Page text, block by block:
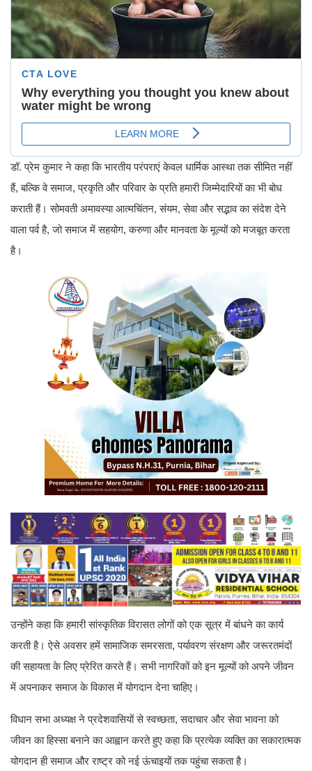
डॉ. प्रेम कुमार ने कहा कि भारतीय परंपराएं केवल धार्मिक आस्था तक सीमित नहीं
हैं, बल्कि वे समाज, प्रकृति और परिवार के प्रति हमारी जिम्मेदारियों का भी बोध
कराती हैं। सोमवती अमावस्या आत्मचिंतन, संयम, सेवा और सद्भाव का संदेश देने
वाला पर्व है, जो समाज में सहयोग, करुणा और मानवता के मूल्यों को मजबूत करता
है।
उन्होंने कहा कि हमारी सांस्कृतिक विरासत लोगों को एक सूत्र में बांधने का कार्य
करती है। ऐसे अवसर हमें सामाजिक समरसता, पर्यावरण संरक्षण और जरूरतमंदों
की सहायता के लिए प्रेरित करते हैं। सभी नागरिकों को इन मूल्यों को अपने जीवन
में अपनाकर समाज के विकास में योगदान देना चाहिए।
विधान सभा अध्यक्ष ने प्रदेशवासियों से स्वच्छता, सदाचार और सेवा भावना को
जीवन का हिस्सा बनाने का आह्वान करते हुए कहा कि प्रत्येक व्यक्ति का सकारात्मक
योगदान ही समाज और राष्ट्र को नई ऊंचाइयों तक पहुंचा सकता है।